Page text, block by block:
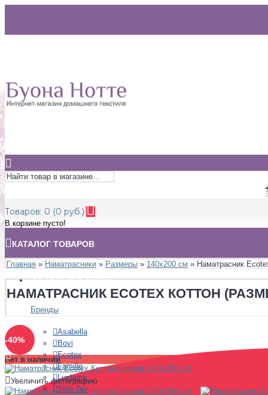
Товаров: 0 (0 руб.)
В корзине пусто!
КАТАЛОГ ТОВАРОВ
ПОСТЕЛЬНОЕ БЕЛЬЕ
Бренды
Asabella
Bovi
Ecotex
Famille
Luxberry
Stile Tex
Главная » Наматрасники » Размеры » 140х200 см » Наматрасник
НАМАТРАСНИК ECOTEX КОТТОН
-40%
Нет в наличии
Увеличить фотографию